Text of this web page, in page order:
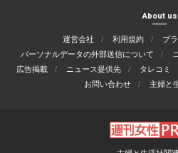
About us
運営会社 利用規約
プ
パーソナルデータの外部送信について
広告掲載
ニュース提供先 タレコミ
お問い合わせ
主婦と